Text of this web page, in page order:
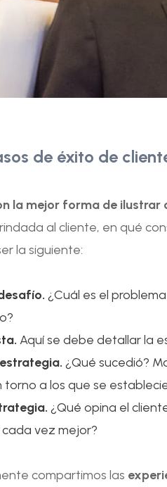
de éxito de
la mejor forma de ilustrar
al cliente, en qué
la siguiente:
¿Cuál es el
Aquí se debe detallar la
¿Qué sucedió?
a los que se
¿Qué opina el
vez mejor?
compartimos las